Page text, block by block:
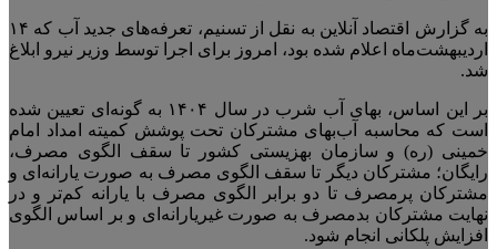
به گزارش اقتصاد آنلاین به نقل از تسنیم، تعرفه‌های جدید آب که ۱۴
اردیبهشت‌ماه اعلام شده بود، امروز برای اجرا توسط وزیر نیرو ابلاغ
شد.
بر این اساس، بهای آب شرب در سال ۱۴۰۴ به گونه‌ای تعیین شده
است که محاسبه آب‌بهای مشترکان تحت پوشش کمیته امداد امام
خمینی (ره) و سازمان بهزیستی کشور تا سقف الگوی مصرف،
رایگان؛ مشترکان دیگر تا سقف الگوی مصرف به صورت یارانه‌ای و
مشترکان پرمصرف تا دو برابر الگوی مصرف با یارانه کم‌تر و در
نهایت مشترکان بدمصرف به صورت غیریارانه‌ای و بر اساس الگوی
افزایش پلکانی انجام شود.